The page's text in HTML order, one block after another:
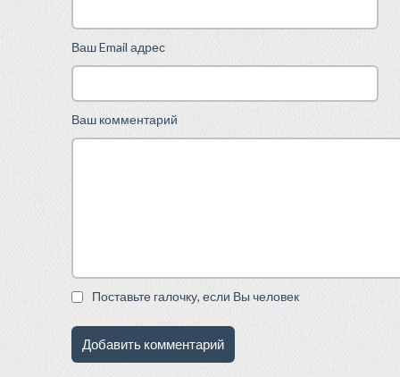
Ваш Email адрес
Ваш комментарий
Поставьте галочку, если Вы человек